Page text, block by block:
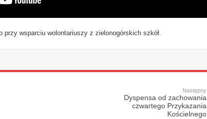
przy wsparciu wolontariuszy z zielonogórskich szkół.
Następny
Dyspensa od zachowania
czwartego Przykazania
Kościelnego